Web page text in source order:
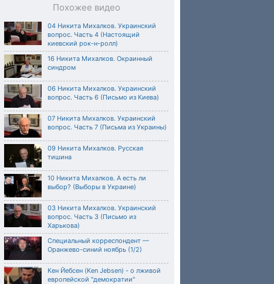
Похожее видео
04 Никита Михалков. Украинский
вопрос. Часть 4 (Настоящий
киевский рок-н-ролл)
16 Никита Михалков. Окраинный
синдром
06 Никита Михалков. Украинский
вопрос. Часть 6 (Письмо из Киева)
07 Никита Михалков. Украинский
вопрос. Часть 7 (Письма из Украины)
09 Никита Михалков. Русская
тишина
10 Никита Михалков. А есть ли
выбор? (Выборы в Украине)
03 Никита Михалков. Украинский
вопрос. Часть 3 (Письмо из
Харькова)
Специальный корреспондент —
Оранжево-синий ноябрь (1/2)
Кен Йебсен (Ken Jebsen) - о лживой
европейской "демократии"